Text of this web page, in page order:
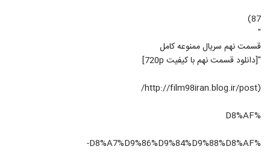
87)
"
قسمت نهم سریال ممنوعه کامل
"[دانلود قسمت نهم با کیفیت 720p]
(http://film98iran.blog.ir/post/
%D8%AF
%D8%A7%D9%86%D9%84%D9%88%D8%AF-